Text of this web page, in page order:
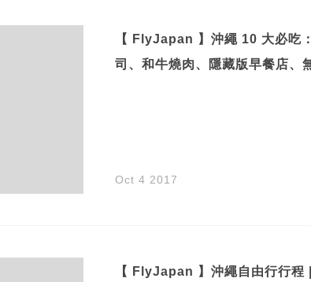
【 FlyJapan 】沖繩 10 大必吃
司、和牛燒肉、隱藏版早餐店、
Oct 4 2017
【 FlyJapan 】沖繩自由行行程